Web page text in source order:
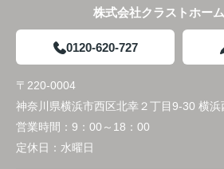
株式会社クラストホー
0120-620-727
〒220-0004
神奈川県横浜市西区北幸２丁目9-30 横
営業時間： 9：00～18：00
定休日： 水曜日